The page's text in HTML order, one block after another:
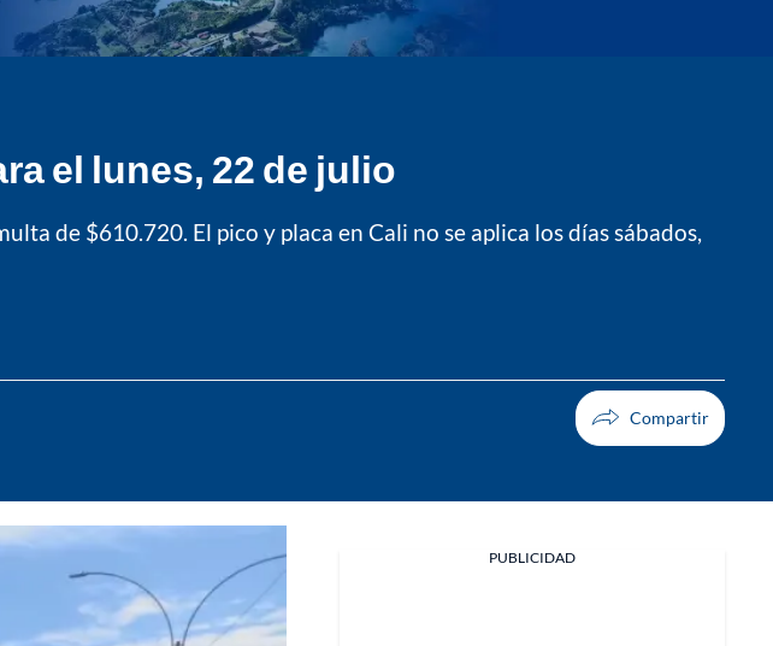
el lunes, 22 de julio
de $610.720. El pico y placa en Cali no se aplica los días sábados,
PUBLICIDAD